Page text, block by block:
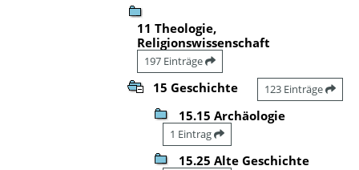
11 Theologie,
Religionswissenschaft
197 Einträge
15 Geschichte 123 Einträge
15.15 Archäologie
1 Eintrag
15.25 Alte Geschichte